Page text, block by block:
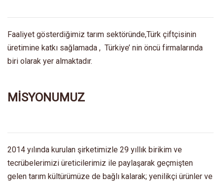
Faaliyet gösterdiğimiz tarım sektöründe,Türk çiftçisinin
üretimine katkı sağlamada , Türkiye’ nin öncü firmalarında
biri olarak yer almaktadır.
MİSYONUMUZ
2014 yılında kurulan şirketimizle 29 yıllık birikim ve
tecrübelerimizi üreticilerimiz ile paylaşarak geçmişten
gelen tarım kültürümüze de bağlı kalarak; yenilikçi ürünler ve